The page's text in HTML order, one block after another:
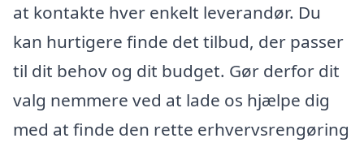
at kontakte hver enkelt leverandør. Du
kan hurtigere finde det tilbud, der passer
til dit behov og dit budget. Gør derfor dit
valg nemmere ved at lade os hjælpe dig
med at finde den rette erhvervsrengøring